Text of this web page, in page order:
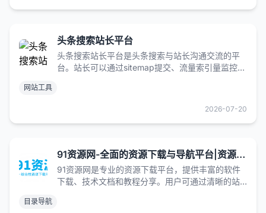
头条搜索站长平台
头条搜索站长平台是头条搜索与站长沟通交流的平
台。站长可以通过sitemap提交、流量索引量监控、
网站工具
2026-07-20
91资源网-全面的资源下载与导航平台|资源下载|站点导航 | 技术文档分享 | 会员专享权益
91资源网是专业的资源下载平台，提供丰富的软件
下载、技术文档和教程分享。用户可通过清晰的站
目录导航